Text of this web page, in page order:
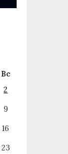
Вс
2
9
16
23